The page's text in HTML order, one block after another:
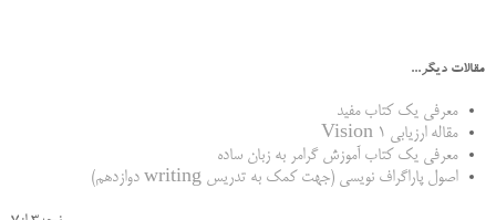
مقالات دیگر...
معرفی یک کتاب مفید
مقاله ارزیابی Vision 1
معرفی یک کتاب آموزش گرامر به زبان ساده
اصول پاراگراف نویسی (جهت کمک به تدریس writing دوازدهم)